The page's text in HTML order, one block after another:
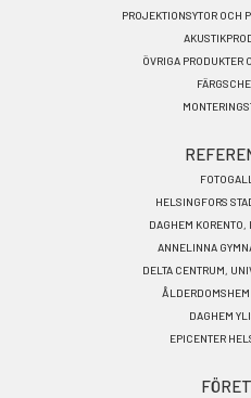
PROJEKTIONSYTOR OCH
ÖVRIGA PRODUKTER
HELSINGFORS
DAGHEM KORENTO,
ANNELINNA
DELTA CENTRUM,
ÅLDERDOMSHEM
DAGHEM
EPICENTER